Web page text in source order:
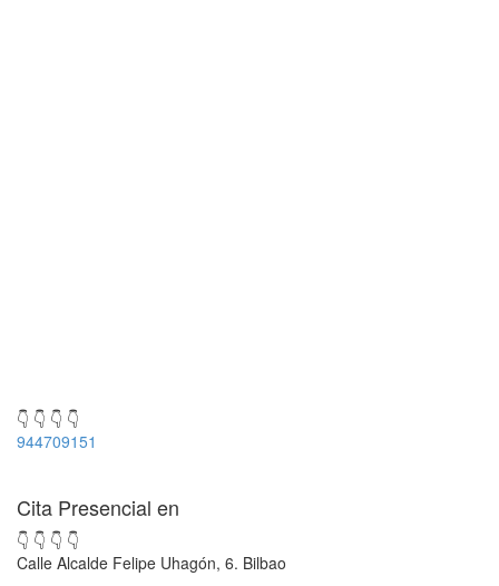
👇 👇 👇 👇
944709151
Cita Presencial en
👇 👇 👇 👇
Calle Alcalde Felipe Uhagón, 6. Bilbao